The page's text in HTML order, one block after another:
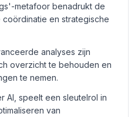
metafoor benadrukt de
en strategische
analyses zijn
overzicht te behouden en
te nemen.
AI, speelt een sleutelrol in
van